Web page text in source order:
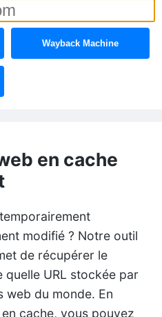
Wayback Machine
en cache
modifié ? Notre outil
de récupérer le
quelle URL stockée par
web du monde. En
cache, vous pouvez